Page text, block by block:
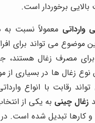
برخوردار است.
وارداتی معمولاً نسبت به
موضوع می تواند برای
برای مصرف زغال هستند،
زغال ها در بسیاری از
رقابت با انواع
زغال چینی به یکی از
کارها تبدیل شده است.